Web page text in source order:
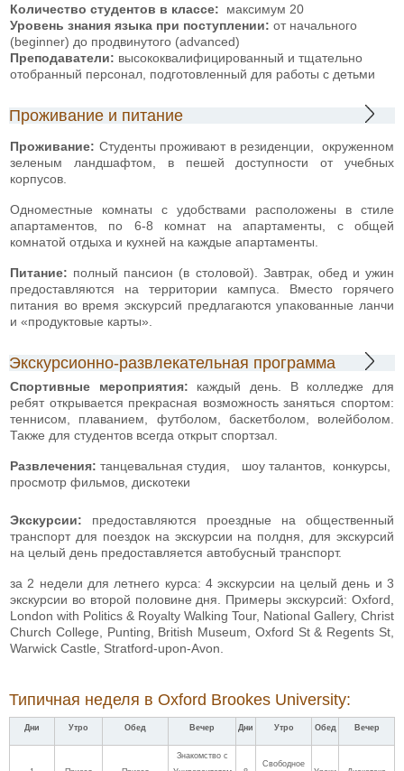
Количество студентов в классе:
максимум 20
Уровень знания языка при поступлении: от начального
(beginner) до продвинутого (advanced)
Преподаватели: высококвалифицированный и тщательно
отобранный персонал, подготовленный для работы с детьми
Проживание и питание
Проживание: Студенты проживают в резиденции, окруженном
зеленым ландшафтом, в пешей доступности от учебных
корпусов.
Одноместные комнаты с удобствами расположены в стиле
апартаментов, по 6-8 комнат на апартаменты, с общей
комнатой отдыха и кухней на каждые апартаменты.
Питание: полный пансион (в столовой). Завтрак, обед и ужин
предоставляются на территории кампуса. Вместо горячего
питания во время экскурсий предлагаются упакованные ланчи
и «продуктовые карты».
Экскурсионно-развлекательная программа
Спортивные мероприятия: каждый день. В колледже для
ребят открывается прекрасная возможность заняться спортом:
теннисом, плаванием, футболом, баскетболом, волейболом.
Также для студентов всегда открыт спортзал.
Развлечения: танцевальная студия,
шоу талантов, конкурсы,
просмотр фильмов, дискотеки
Экскурсии: предоставляются проездные на общественный
транспорт для поездок на экскурсии на полдня, для экскурсий
на целый день предоставляется автобусный транспорт.
за 2 недели для летнего курса: 4 экскурсии на целый день и 3
экскурсии во второй половине дня. Примеры экскурсий: Oxford,
London with Politics & Royalty Walking Tour, National Gallery, Christ
Church College, Punting, British Museum, Oxford St & Regents St,
Warwick Castle, Stratford-upon-Avon.
Типичная неделя в Oxford Brookes University:
Дни Утро Обед Вечер Дни Утро Обед Вечер
Знакомство с
Свободное